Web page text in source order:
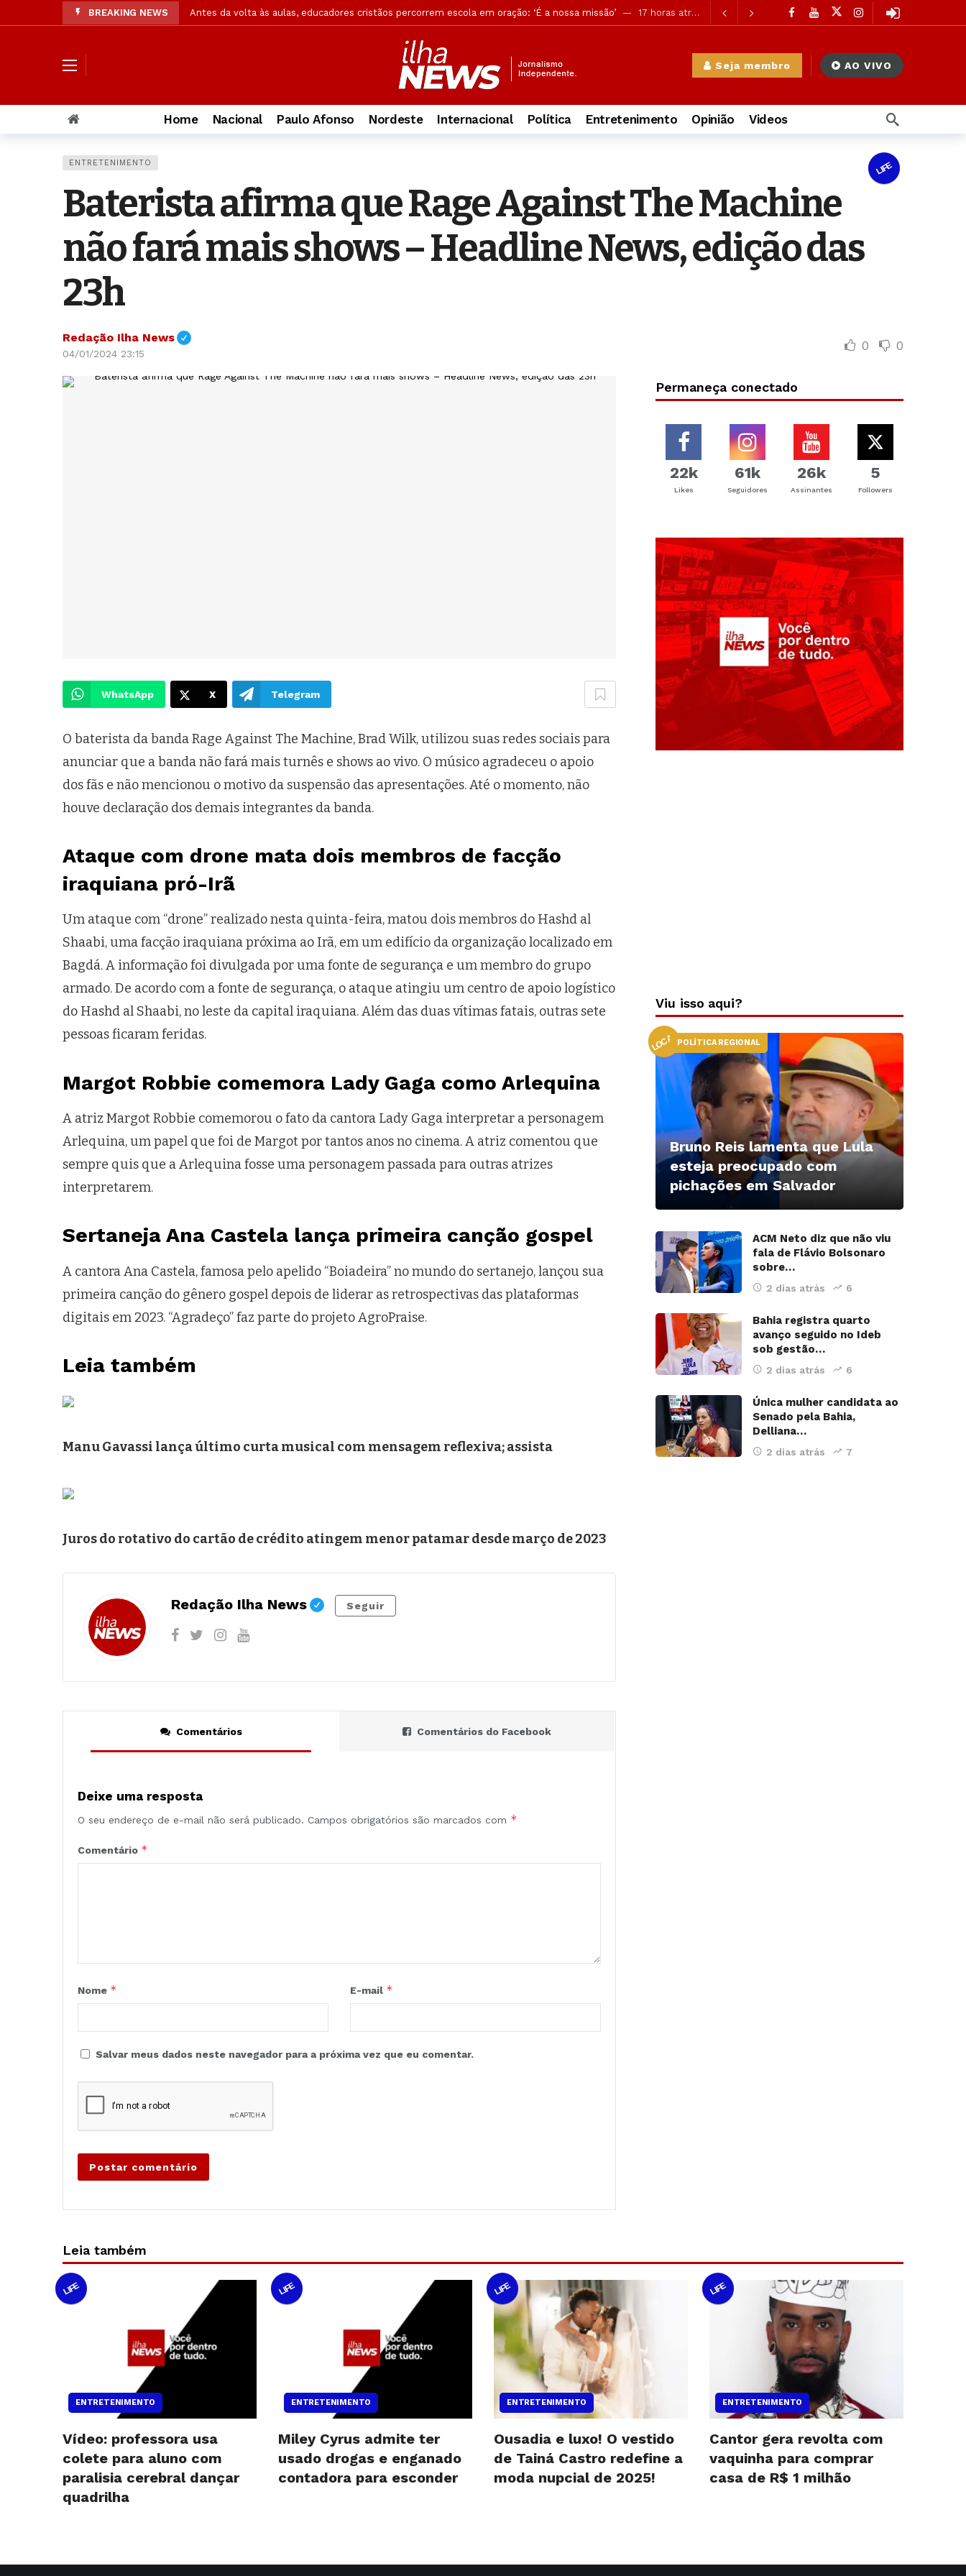
BREAKING NEWS Antes da volta às aulas, educadores cristãos percorrem escola em oração: ‘É a nossa missão’ 17 horas atrás
Pesquisa: Cristãos em pequenos grupos têm maior engajamento bíblico e vida espiritual ativa
Acusada de matar PM, muda versão, mas acusação desmonta tese de legítima defesa
Cães farejadores e embarcações reforçam buscas por jovem no Pontal da Barra 1 dia atrás
Confira resultado final da prova objetiva do concurso da Guarda Municipal 1 dia atrás
Jaques Wagner ironiza notícia sobre suposto uso de IA em plano de governo de ACM Neto 1 dia atrás
Pastor explica significado do Yom Kippur e mostra como a data aponta para Jesus 14 horas atrás
Seja membro AO VIVO
Home Nacional Paulo Afonso Nordeste Internacional Política Entretenimento Opinião Videos
LIFE
ENTRETENIMENTO
Baterista afirma que Rage Against The Machine
não fará mais shows – Headline News, edição das
23h
Redação Ilha News
04/01/2024 23:15
0 0
WhatsApp X Telegram
O baterista da banda Rage Against The Machine, Brad Wilk, utilizou suas redes sociais para
anunciar que a banda não fará mais turnês e shows ao vivo. O músico agradeceu o apoio
dos fãs e não mencionou o motivo da suspensão das apresentações. Até o momento, não
houve declaração dos demais integrantes da banda.
Ataque com drone mata dois membros de facção
iraquiana pró-Irã
Um ataque com “drone” realizado nesta quinta-feira, matou dois membros do Hashd al
Shaabi, uma facção iraquiana próxima ao Irã, em um edifício da organização localizado em
Bagdá. A informação foi divulgada por uma fonte de segurança e um membro do grupo
armado. De acordo com a fonte de segurança, o ataque atingiu um centro de apoio logístico
do Hashd al Shaabi, no leste da capital iraquiana. Além das duas vítimas fatais, outras sete
pessoas ficaram feridas.
Margot Robbie comemora Lady Gaga como Arlequina
A atriz Margot Robbie comemorou o fato da cantora Lady Gaga interpretar a personagem
Arlequina, um papel que foi de Margot por tantos anos no cinema. A atriz comentou que
sempre quis que a Arlequina fosse uma personagem passada para outras atrizes
interpretarem.
Sertaneja Ana Castela lança primeira canção gospel
A cantora Ana Castela, famosa pelo apelido “Boiadeira” no mundo do sertanejo, lançou sua
primeira canção do gênero gospel depois de liderar as retrospectivas das plataformas
digitais em 2023. “Agradeço” faz parte do projeto AgroPraise.
Leia também
Manu Gavassi lança último curta musical com mensagem reflexiva; assista
Juros do rotativo do cartão de crédito atingem menor patamar desde março de 2023
Redação Ilha News Seguir
Comentários Comentários do Facebook
Deixe uma resposta
O seu endereço de e-mail não será publicado. Campos obrigatórios são marcados com *
Comentário *
Nome * E-mail *
Salvar meus dados neste navegador para a próxima vez que eu comentar.
Permaneça conectado
22k
Likes
61k
Seguidores
26k
Assinantes
5
Followers
Viu isso aqui?
LOCALPOLÍTICA REGIONAL
Bruno Reis lamenta que Lula
esteja preocupado com
pichações em Salvador
ACM Neto diz que não viu
fala de Flávio Bolsonaro
sobre…
2 dias atrás 6
Bahia registra quarto
avanço seguido no Ideb
sob gestão…
2 dias atrás 6
Única mulher candidata ao
Senado pela Bahia,
Delliana…
2 dias atrás 7
Leia também
LIFE
ENTRETENIMENTO
Vídeo: professora usa
colete para aluno com
paralisia cerebral dançar
quadrilha
LIFE
ENTRETENIMENTO
Miley Cyrus admite ter
usado drogas e enganado
contadora para esconder
LIFE
ENTRETENIMENTO
Ousadia e luxo! O vestido
de Tainá Castro redefine a
moda nupcial de 2025!
LIFE
ENTRETENIMENTO
Cantor gera revolta com
vaquinha para comprar
casa de R$ 1 milhão